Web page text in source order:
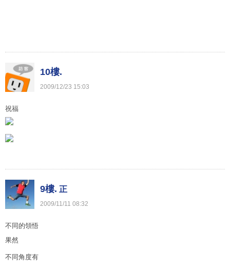
10樓.
2009/12/23 15:03
祝福
9樓. 正
2009/11/11 08:32
不同的領悟
果然
不同角度有